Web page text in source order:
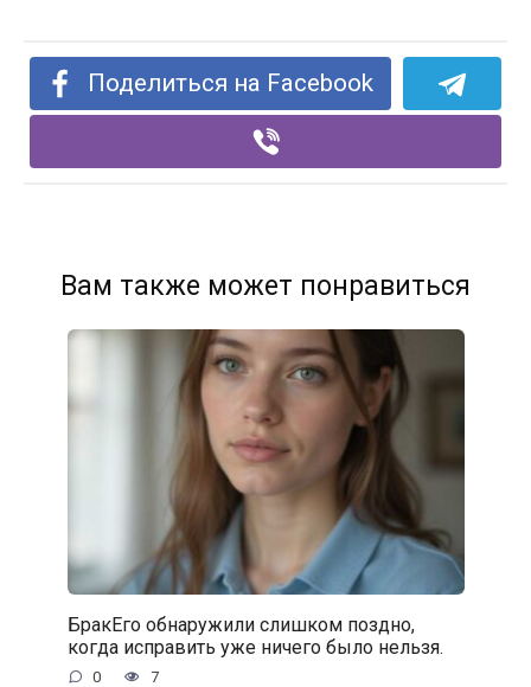
Поделиться на Facebook
Вам также может понравиться
БракЕго обнаружили слишком поздно,
когда исправить уже ничего было нельзя.
0 7